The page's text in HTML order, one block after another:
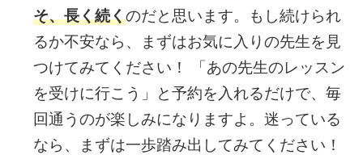
そ、長く続くのだと思います。もし続けられ
るか不安なら、まずはお気に入りの先生を見
つけてみてください！ 「あの先生のレッスン
を受けに行こう」と予約を入れるだけで、毎
回通うのが楽しみになりますよ。迷っている
なら、まずは一歩踏み出してみてください！